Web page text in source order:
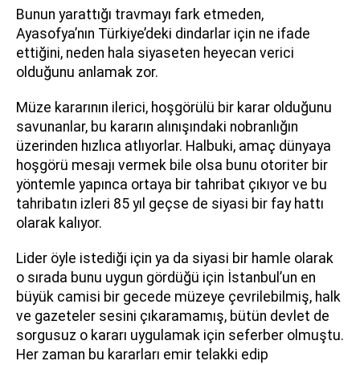
Bunun yarattığı travmayı fark etmeden,
Ayasofya’nın Türkiye’deki dindarlar için ne ifade
ettiğini, neden hala siyaseten heyecan verici
olduğunu anlamak zor.
Müze kararının ilerici, hoşgörülü bir karar olduğunu
savunanlar, bu kararın alınışındaki nobranlığın
üzerinden hızlıca atlıyorlar. Halbuki, amaç dünyaya
hoşgörü mesajı vermek bile olsa bunu otoriter bir
yöntemle yapınca ortaya bir tahribat çıkıyor ve bu
tahribatın izleri 85 yıl geçse de siyasi bir fay hattı
olarak kalıyor.
Lider öyle istediği için ya da siyasi bir hamle olarak
o sırada bunu uygun gördüğü için İstanbul’un en
büyük camisi bir gecede müzeye çevrilebilmiş, halk
ve gazeteler sesini çıkaramamış, bütün devlet de
sorgusuz o kararı uygulamak için seferber olmuştu.
Her zaman bu kararları emir telakki edip